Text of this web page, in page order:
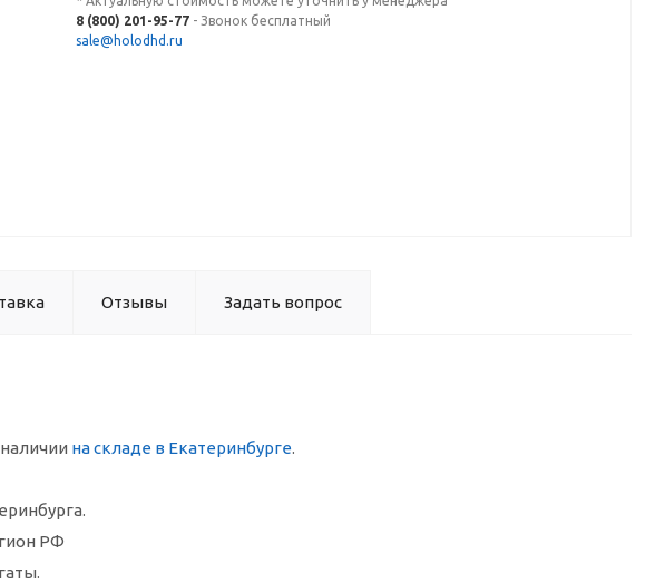
8 (800) 201-95-77 - Звонок бесплатный
sale@holodhd.ru
Отзывы Задать вопрос
на складе в Екатеринбурге.
РФ